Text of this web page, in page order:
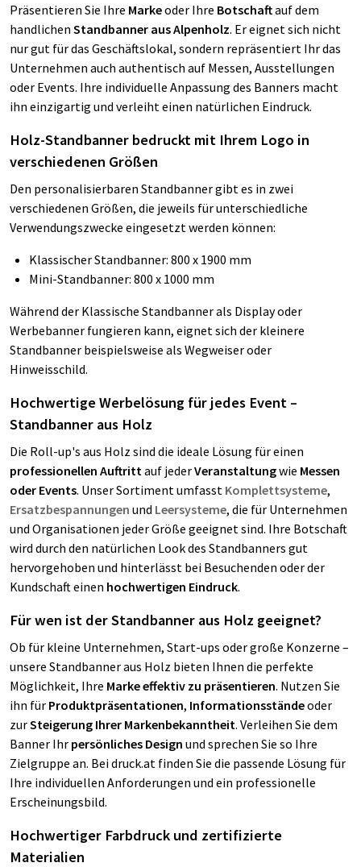
Präsentieren Sie Ihre Markeoder Ihre Botschaftauf dem
handlichen Standbanner aus Alpenholz. Er eignet sich nicht
nur gut für das Geschäftslokal, sondern repräsentiert Ihr das
Unternehmen auch authentisch auf Messen, Ausstellungen
oder Events. Ihre individuelle Anpassung des Banners macht
ihn einzigartig und verleiht einen natürlichen Eindruck.
Holz-Standbanner bedruckt mit Ihrem Logo in
verschiedenen Größen
Den personalisierbaren Standbanner gibt es in zwei
verschiedenen Größen, die jeweils für unterschiedliche
Verwendungszwecke eingesetzt werden können:
Klassischer Standbanner: 800 x 1900 mm
Mini-Standbanner: 800 x 1000 mm
Während der Klassische Standbanner als Display oder
Werbebanner fungieren kann, eignet sich der kleinere
Standbanner beispielsweise als Wegweiser oder
Hinweisschild.
Hochwertige Werbelösung für jedes Event –
Standbanner aus Holz
Die Roll-up's aus Holz sind die ideale Lösung für einen
professionellen Auftritt auf jederVeranstaltungwie Messen
oder Events. Unser Sortiment umfasst Komplettsysteme,
Ersatzbespannungen und Leersysteme, die für Unternehmen
und Organisationen jeder Größe geeignet sind. Ihre Botschaft
wird durch den natürlichen Look des Standbanners gut
hervorgehoben und hinterlässt bei Besuchenden oder der
Kundschaft einen hochwertigen Eindruck.
Für wen ist der Standbanner aus Holz geeignet?
Ob für kleine Unternehmen, Start-ups oder große Konzerne –
unsere Standbanner aus Holz bieten Ihnen die perfekte
Möglichkeit, Ihre Marke effektiv zu präsentieren. Nutzen Sie
ihn für Produktpräsentationen, Informationsständeoder
zurSteigerung Ihrer Markenbekanntheit. Verleihen Sie dem
Banner Ihr persönliches Design und sprechen Sie so Ihre
Zielgruppe an. Bei druck.at finden Sie die passende Lösung für
Ihre individuellen Anforderungen und ein professionelle
Erscheinungsbild.
Hochwertiger Farbdruck und zertifizierte
Materialien